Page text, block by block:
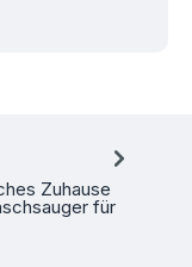
Zuhause
für